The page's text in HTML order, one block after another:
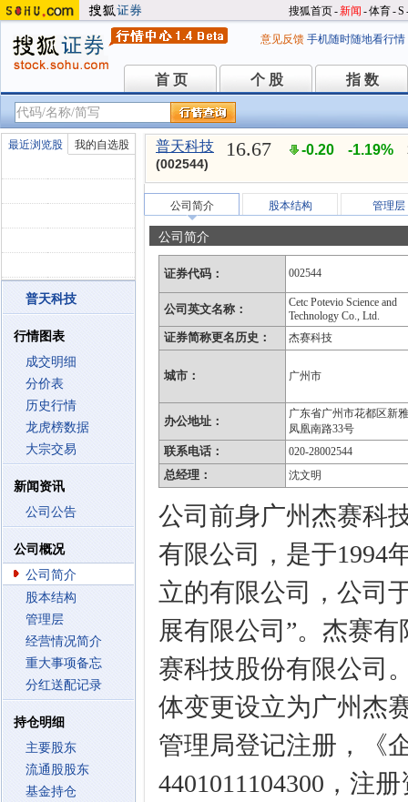
搜狐首页-新闻 -体育-S
意见反馈 手机随时随地看行情
首 页
首 页 个 股
个 股 指 数
指 数
最近浏览股 我的自选股
普天科技
行情图表
成交明细
分价表
历史行情
龙虎榜数据
大宗交易
新闻资讯
公司公告
公司概况
公司简介
股本结构
管理层
经营情况简介
重大事项备忘
分红送配记录
持仓明细
主要股东
流通股股东
基金持仓
普天科技
(002544)
16.67 -0.20 -1.19%
公司简介 股本结构 管理层
公司简介
证券代码： 002544
公司英文名称：
Cetc Potevio Science and
Technology Co., Ltd.
证券简称更名历史： 杰赛科技
城市： 广州市
办公地址：
广东省广州市花都区新
凤凰南路33号
联系电话： 020-28002544
总经理： 沈文明
公司前身广州杰赛科
有限公司，是于1994
立的有限公司，公司
展有限公司”。杰赛
赛科技股份有限公司
体变更设立为广州杰
管理局登记注册，《
4401011104300，注